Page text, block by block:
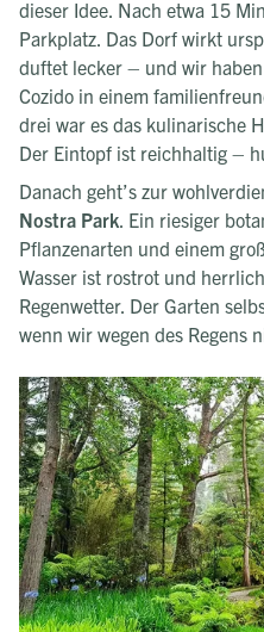
dieser Idee. Nach etwa 15
Parkplatz. Das Dorf wirkt
duftet lecker – und wir
Cozido in einem
drei war es das kulinarische
Der Eintopf ist reichhaltig –
Danach geht’s zur
Nostra Park. Ein riesiger
Pflanzenarten und einem
Wasser ist rostrot und
Regenwetter. Der Garten
wenn wir wegen des Regens